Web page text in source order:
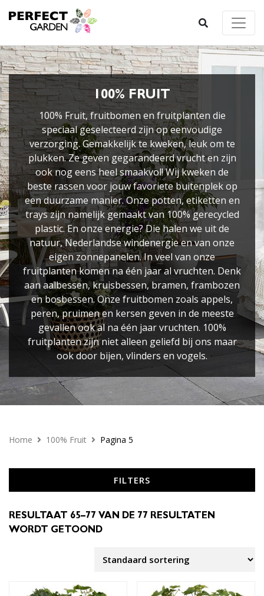
100% FRUIT
100% Fruit, fruitbomen en fruitplanten die
speciaal geselecteerd zijn op eenvoudige
verzorging. Gemakkelijk te kweken, leuk om te
plukken. Ze geven gegarandeerd vrucht en zijn
ook nog eens heel smaakvol! Wij kweken de
beste rassen voor jouw favoriete buitenplek op
een duurzame manier. Onze potten, etiketten en
trays zijn namelijk gemaakt van 100% gerecycled
plastic. En onze energie? Die halen we uit de
natuur, Nederlandse windenergie en van onze
eigen zonnepanelen. In veel van onze
fruitplanten komen na één jaar al vruchten. Denk
aan aalbessen, kruisbessen, bramen, frambozen
en bosbessen. Onze fruitbomen zoals appels,
peren, pruimen en kersen geven in de meeste
gevallen ook al na één jaar vruchten. 100%
fruitplanten zijn niet alleen geliefd bij ons maar
ook door bijen, vlinders en vogels.
Home 100% Fruit Pagina 5
FILTERS
RESULTAAT 65–77 VAN DE 77 RESULTATEN
WORDT GETOOND